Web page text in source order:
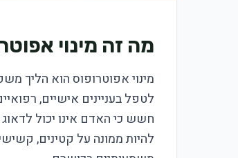
מה זה מינוי
מינוי אפוטרופוס הוא הליך
לטפל בעניינים אישיים,
חשש כי האדם אינו יכול
להיות ממונה על קטינים,